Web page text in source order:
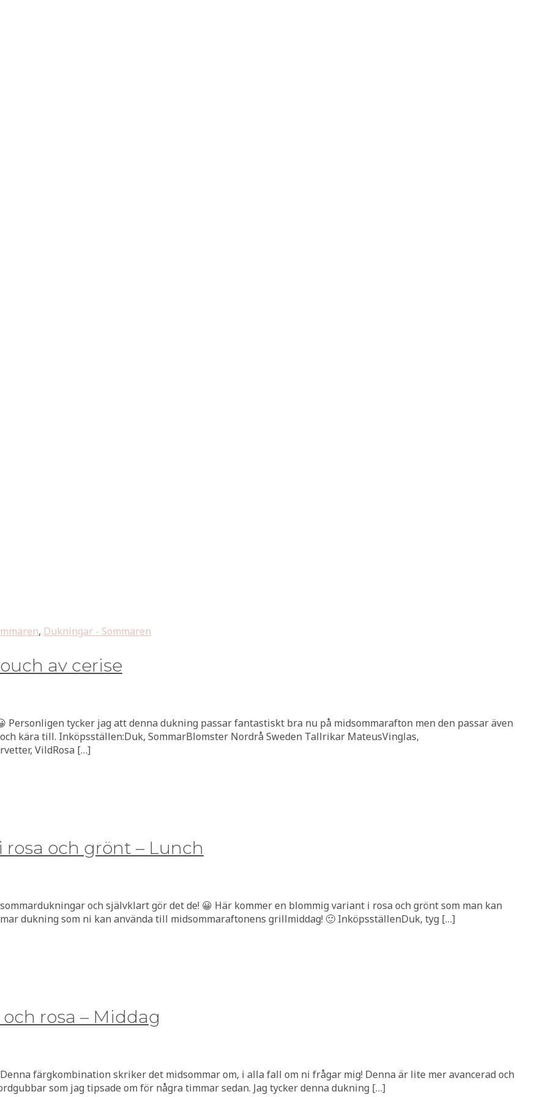
, Dukningar - Sommaren
av cerise
Personligen tycker jag att denna dukning passar fantastiskt bra nu på midsommarafton men den passar även
kära till. Inköpsställen:Duk, SommarBlomster Nordrå Sweden Tallrikar MateusVinglas,
VildRosa […]
och grönt – Lunch
och självklart gör det de! 😀 Här kommer en blommig variant i rosa och grönt som man kan
dukning som ni kan använda till midsommaraftonens grillmiddag! 🙂 InköpsställenDuk, tyg […]
rosa – Middag
färgkombination skriker det midsommar om, i alla fall om ni frågar mig! Denna är lite mer avancerad och
som jag tipsade om för några timmar sedan. Jag tycker denna dukning […]